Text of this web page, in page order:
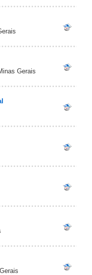
Gerais